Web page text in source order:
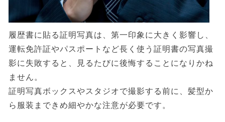
履歴書に貼る証明写真は、第一印象に大きく影響し、
運転免許証やパスポートなど長く使う証明書の写真撮
影に失敗すると、見るたびに後悔することになりかね
ません。
証明写真ボックスやスタジオで撮影する前に、髪型か
ら服装まできめ細やかな注意が必要です。